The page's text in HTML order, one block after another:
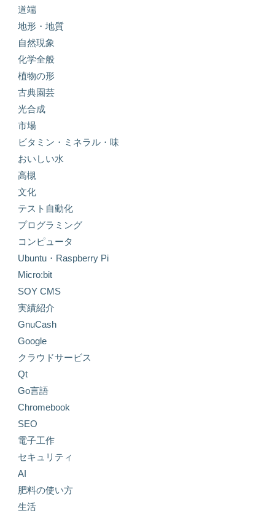
道端
地形・地質
自然現象
化学全般
植物の形
古典園芸
光合成
市場
ビタミン・ミネラル・味
おいしい水
高槻
文化
テスト自動化
プログラミング
コンピュータ
Ubuntu・Raspberry Pi
Micro:bit
SOY CMS
実績紹介
GnuCash
Google
クラウドサービス
Qt
Go言語
Chromebook
SEO
電子工作
セキュリティ
AI
肥料の使い方
生活